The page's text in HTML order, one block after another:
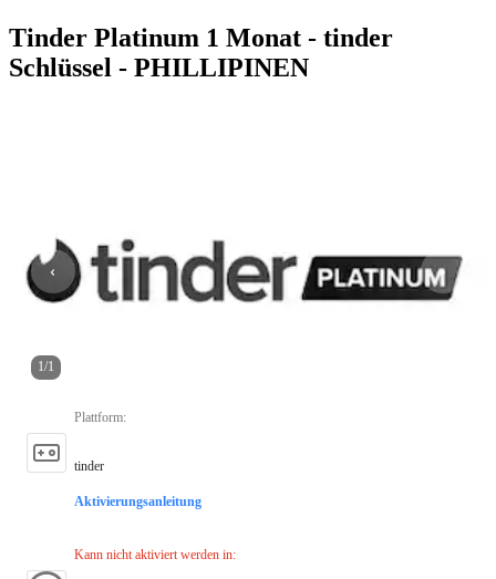
Tinder Platinum 1 Monat - tinder
Schlüssel - PHILLIPINEN
1/1
Plattform:
tinder
Aktivierungsanleitung
Kann nicht aktiviert werden in: